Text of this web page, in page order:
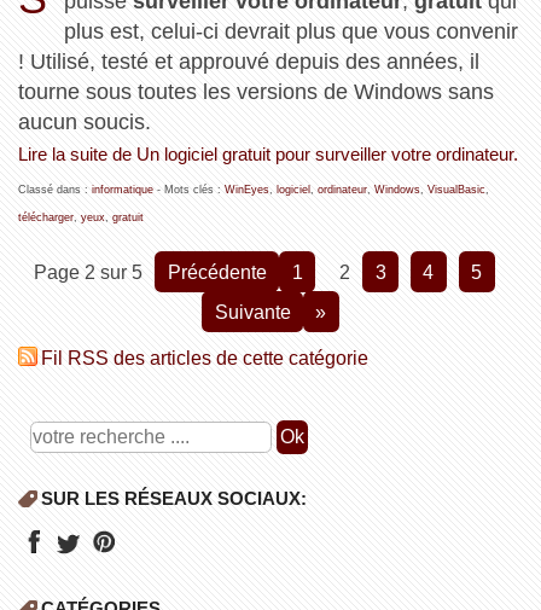
plus est, celui-ci devrait plus que vous convenir
! Utilisé, testé et approuvé depuis des années, il
tourne sous toutes les versions de Windows sans
aucun soucis.
Lire la suite de Un logiciel gratuit pour surveiller votre ordinateur.
Classé dans : informatique- Mots clés : WinEyes, logiciel , ordinateur, Windows, VisualBasic,
télécharger, yeux, gratuit
Page 2 sur 5 précédente 1 2 3 4
5
suivante
»
Fil RSS des articles de cette catégorie
SUR LES RÉSEAUX SOCIAUX: